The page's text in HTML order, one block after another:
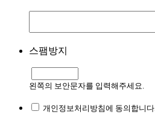
스팸방지
왼쪽의 보안문자를 입력해주세요.
개인정보처리방침에 동의합니다.